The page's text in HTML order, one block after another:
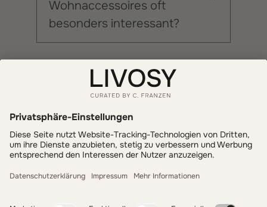
Wohnaccessoires oft
besonders interessant?
Zahlung & Versand
LIVOSY
Get inspired - follow us!